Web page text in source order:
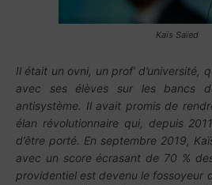
Kaïs Saïed
Il était un ovni, un prof’ d’université,
avec ses élèves sur les bancs
antisystème. Il avait promis de
élan révolutionnaire qui, depuis
d’être porté. En septembre 2019,
avec un score écrasant de 70 %
providentiel est devenu le fossoyeur